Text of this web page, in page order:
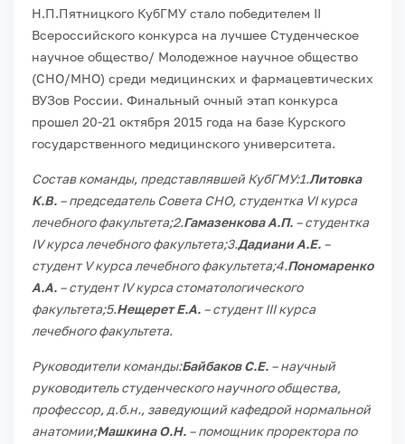
Н.П.Пятницкого КубГМУ стало победителем II
Всероссийского конкурса на лучшее Студенческое
научное общество/ Молодежное научное общество
(СНО/МНО) среди медицинских и фармацевтических
ВУЗов России. Финальный очный этап конкурса
прошел 20-21 октября 2015 года на базе Курского
государственного медицинского университета.
Состав команды, представлявшей КубГМУ:1.Литовка
К.В. – председатель Совета СНО, студентка VI курса
лечебного факультета;2.Гамазенкова А.П. – студентка
IV курса лечебного факультета;3.Дадиани А.Е. –
студент V курса лечебного факультета;4.Пономаренко
А.А. – студент IV курса стоматологического
факультета;5.Нещерет Е.А. – студент III курса
лечебного факультета.
Руководители команды:Байбаков С.Е. – научный
руководитель студенческого научного общества,
профессор, д.б.н., заведующий кафедрой нормальной
анатомии;Машкина О.Н. – помощник проректора по